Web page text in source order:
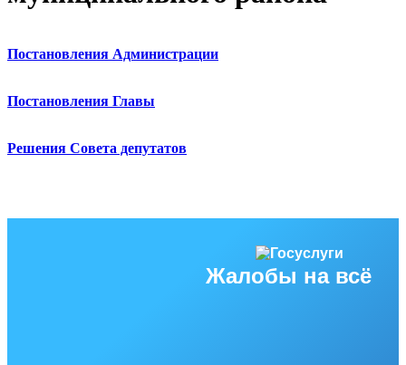
Постановления Администрации
Постановления Главы
Решения Совета депутатов
Жалобы на всё